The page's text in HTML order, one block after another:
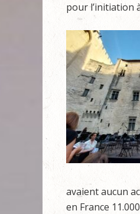
pour l’initiation
avaient aucun
en France